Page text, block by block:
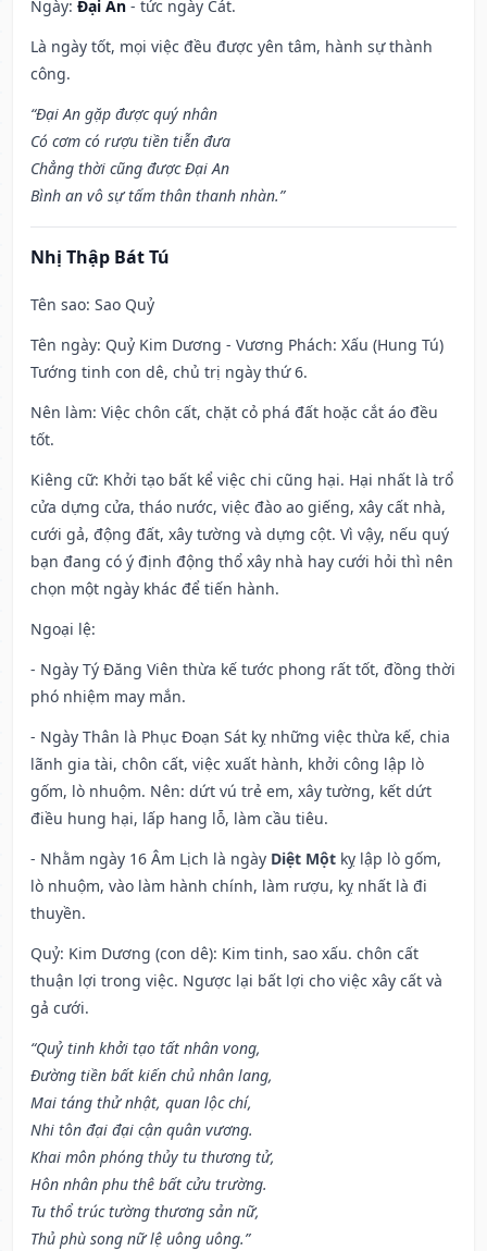
Ngày: Đại An - tức ngày Cát.
Là ngày tốt, mọi việc đều được yên tâm, hành sự thành
công.
“Đại An gặp được quý nhân
Có cơm có rượu tiền tiễn đưa
Chẳng thời cũng được Đại An
Bình an vô sự tấm thân thanh nhàn.”
Nhị Thập Bát Tú
Tên sao: Sao Quỷ
Tên ngày: Quỷ Kim Dương - Vương Phách: Xấu (Hung Tú)
Tướng tinh con dê, chủ trị ngày thứ 6.
Nên làm: Việc chôn cất, chặt cỏ phá đất hoặc cắt áo đều
tốt.
Kiêng cữ: Khởi tạo bất kể việc chi cũng hại. Hại nhất là trổ
cửa dựng cửa, tháo nước, việc đào ao giếng, xây cất nhà,
cưới gả, động đất, xây tường và dựng cột. Vì vậy, nếu quý
bạn đang có ý định động thổ xây nhà hay cưới hỏi thì nên
chọn một ngày khác để tiến hành.
Ngoại lệ:
- Ngày Tý Đăng Viên thừa kế tước phong rất tốt, đồng thời
phó nhiệm may mắn.
- Ngày Thân là Phục Đoạn Sát kỵ những việc thừa kế, chia
lãnh gia tài, chôn cất, việc xuất hành, khởi công lập lò
gốm, lò nhuộm. Nên: dứt vú trẻ em, xây tường, kết dứt
điều hung hại, lấp hang lỗ, làm cầu tiêu.
- Nhằm ngày 16 Âm Lịch là ngày Diệt Một kỵ lập lò gốm,
lò nhuộm, vào làm hành chính, làm rượu, kỵ nhất là đi
thuyền.
Quỷ: Kim Dương (con dê): Kim tinh, sao xấu. chôn cất
thuận lợi trong việc. Ngược lại bất lợi cho việc xây cất và
gả cưới.
“Quỷ tinh khởi tạo tất nhân vong,
Đường tiền bất kiến chủ nhân lang,
Mai táng thử nhật, quan lộc chí,
Nhi tôn đại đại cận quân vương.
Khai môn phóng thủy tu thương tử,
Hôn nhân phu thê bất cửu trường.
Tu thổ trúc tường thương sản nữ,
Thủ phù song nữ lệ uông uông.”